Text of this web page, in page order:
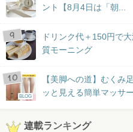
ント【8月4日は「朝...
ドリンク代＋150円で
質モーニング
BLOG
【美脚への道】むくみ
ッと見える簡単マッサ
連載ランキング